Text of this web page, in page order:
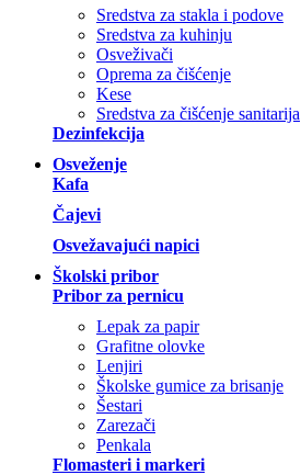
Sredstva za stakla i podove
Sredstva za kuhinju
Osveživači
Oprema za čišćenje
Kese
Sredstva za čišćenje sanitarija
Dezinfekcija
Osveženje
Kafa
Čajevi
Osvežavajući napici
Školski pribor
Pribor za pernicu
Lepak za papir
Grafitne olovke
Lenjiri
Školske gumice za brisanje
Šestari
Zarezači
Penkala
Flomasteri i markeri